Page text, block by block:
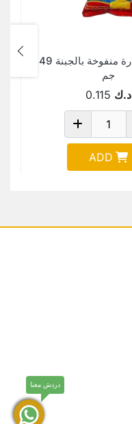
فيكو بفك ذرة منفوخة بالجبنة 49
جم
د.ك 0.115
ADD
دردش معنا